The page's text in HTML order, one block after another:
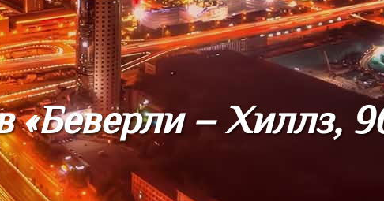
«Беверли – Хиллз,